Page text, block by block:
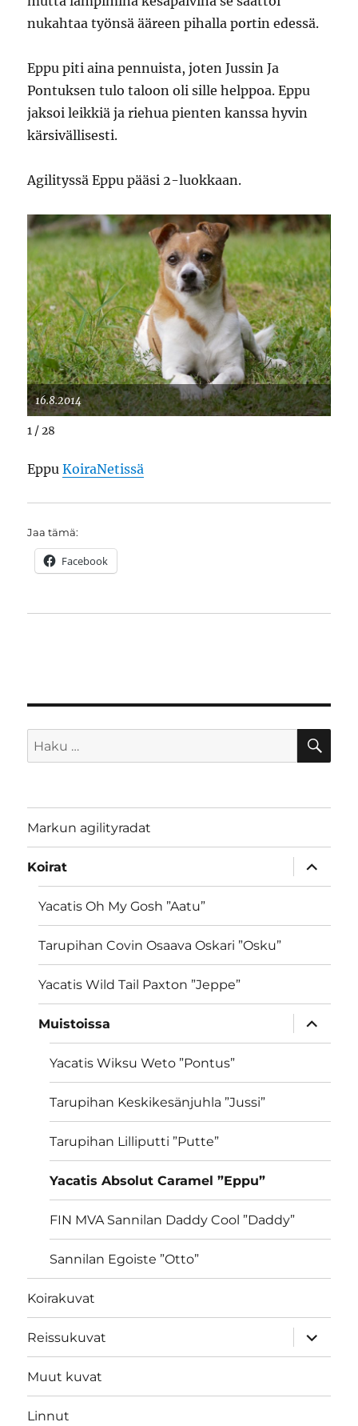
nukahtaa työnsä ääreen pihalla portin edessä.
Eppu piti aina pennuista, joten Jussin Ja
Pontuksen tulo taloon oli sille helppoa. Eppu
jaksoi leikkiä ja riehua pienten kanssa hyvin
kärsivällisesti.
Agilityssä Eppu pääsi 2-luokkaan.
16.8.2014
1 / 28
EppuKoiraNetissä
Jaa tämä:
Facebook
Etsi:
Markun agilityradat
Koirat
näytä
Yacatis Oh My Gosh ”Aatu”
Tarupihan Covin Osaava Oskari ”Osku”
Yacatis Wild Tail Paxton ”Jeppe”
Muistoissa
näytä
Yacatis Wiksu Weto ”Pontus”
Tarupihan Keskikesänjuhla ”Jussi”
Tarupihan Lilliputti ”Putte”
Yacatis Absolut Caramel ”Eppu”
FIN MVA Sannilan Daddy Cool ”Daddy”
Sannilan Egoiste ”Otto”
Koirakuvat
Reissukuvat
näytä
Muut kuvat
Linnut